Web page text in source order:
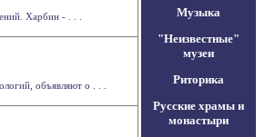
Харбин - . . .
объявляют о . . .
Музыка
"Неизвестные"
музеи
Риторика
Русские храмы и
монастыри